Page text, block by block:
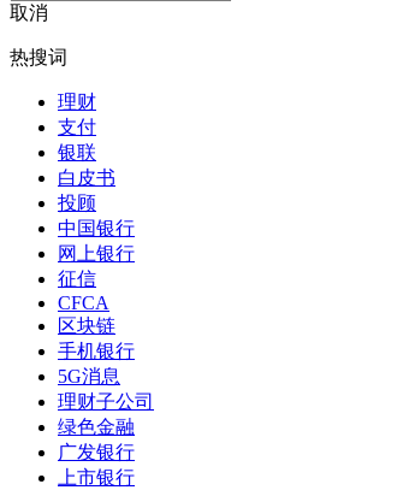
取消
热搜词
理财
支付
银联
白皮书
投顾
中国银行
网上银行
征信
CFCA
区块链
手机银行
5G消息
理财子公司
绿色金融
广发银行
上市银行